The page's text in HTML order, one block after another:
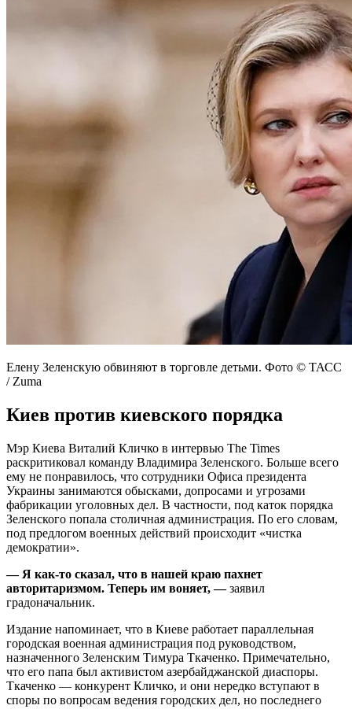
Елену Зеленскую обвиняют в торговле детьми. Фото © ТАСС
/ Zuma
Киев против киевского порядка
Мэр Киева Виталий Кличко в интервью The Times
раскритиковал команду Владимира Зеленского. Больше всего
ему не понравилось, что сотрудники Офиса президента
Украины занимаются обысками, допросами и угрозами
фабрикации уголовных дел. В частности, под каток порядка
Зеленского попала столичная администрация. По его словам,
под предлогом военных действий происходит «чистка
демократии».
— Я как-то сказал, что в нашей краю пахнет
авторитаризмом. Теперь им воняет, —заявил
градоначальник.
Издание напоминает, что в Киеве работает параллельная
городская военная администрация под руководством,
назначенного Зеленским Тимура Ткаченко. Примечательно,
что его папа был активистом азербайджанской диаспоры.
Ткаченко — конкурент Кличко, и они нередко вступают в
споры по вопросам ведения городских дел, но последнего